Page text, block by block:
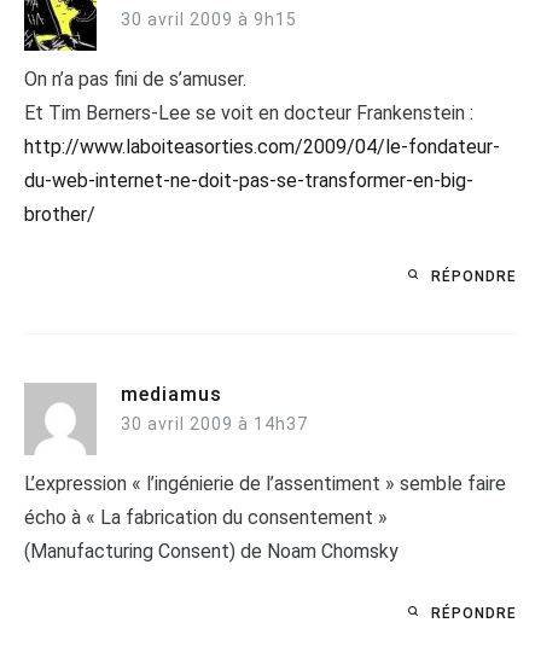
30 avril 2009 à 9h15
On n’a pas fini de s’amuser.
Et Tim Berners-Lee se voit en docteur Frankenstein :
http://www.laboiteasorties.com/2009/04/le-fondateur-
du-web-internet-ne-doit-pas-se-transformer-en-big-
brother/
RÉPONDRE
mediamus
30 avril 2009 à 14h37
L’expression « l’ingénierie de l’assentiment » semble faire
écho à « La fabrication du consentement »
(Manufacturing Consent) de Noam Chomsky
RÉPONDRE